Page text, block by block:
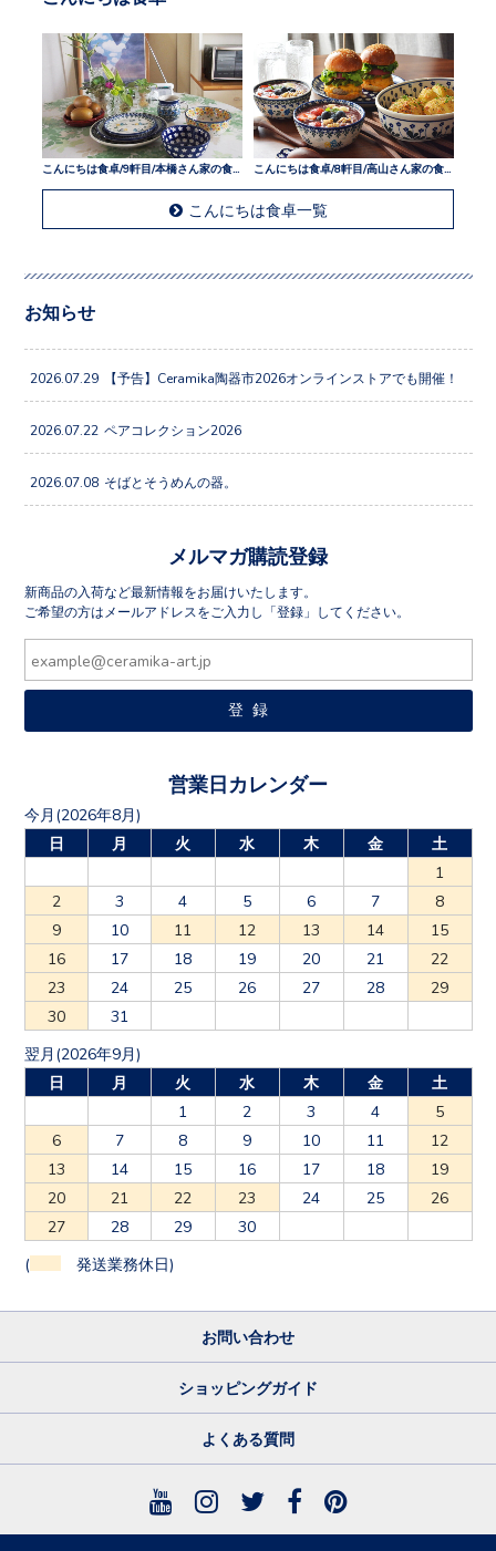
こんにちは食卓/9軒目/本橋さん家の食卓
こんにちは食卓一覧
お知らせ
2026.07.29 【予告】Ceramika陶器市2026オンラインストアでも開催！
2026.07.22 ペアコレクション2026
2026.07.08 そばとそうめんの器。
メルマガ購読登録
新商品の入荷など最新情報をお届けいたします。
ご希望の方はメールアドレスをご入力し「登録」してください。
営業日カレンダー
今月(2026年8月)
日
月 火 水 木 金
土
1
2
3 4 5 6 7
8
9
10 11 12 13 14
15
16
17 18 19 20 21
22
23
24 25 26 27 28
29
30
31
翌月(2026年9月)
日
月 火 水 木 金
土
1
2 3 4
5
6
7 8 9 10 11
12
13
14 15 16 17 18
19
20
21 22 23 24 25
26
27
28 29 30
( 発送業務休日)
お問い合わせ
ショッピングガイド
よくある質問